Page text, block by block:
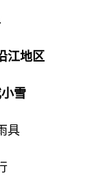
江地区
雪
具